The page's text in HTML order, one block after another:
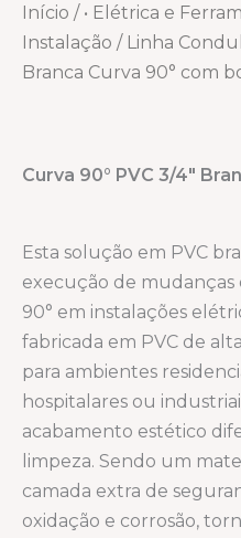
Início / • Elétrica e
Instalação / Linha
Branca Curva 90° com
Curva 90° PVC 3/4″
Esta solução em PVC
execução de
90° em instalações
fabricada em PVC de
para ambientes
hospitalares ou
acabamento estético
limpeza. Sendo um
camada extra de
oxidação e corrosão,